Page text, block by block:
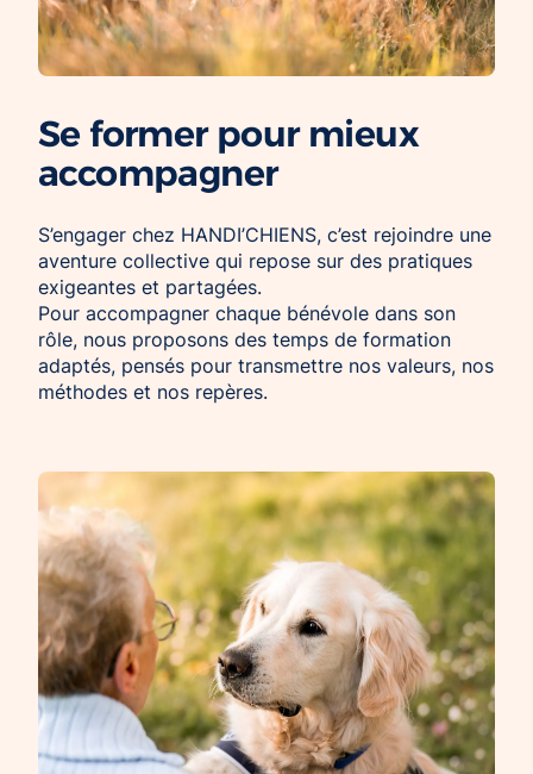
Chien d’assistance pour personne
épileptique
Chien d’assistance d’accompagnement
Chien d’assistance à la réussite scolaire
Chien d’assistance judiciaire
Je deviens mécène ou partenaire
Ils nous soutiennent
Je m’engage / j’engage mes collaborateurs
Je lance une collecte
J’engage mes clients
Se former pour mieux
accompagner
S’engager chez HANDI’CHIENS, c’est rejoindre une
aventure collective qui repose sur des pratiques
exigeantes et partagées.
Pour accompagner chaque bénévole dans son
rôle, nous proposons des temps de formation
adaptés, pensés pour transmettre nos valeurs, nos
méthodes et nos repères.